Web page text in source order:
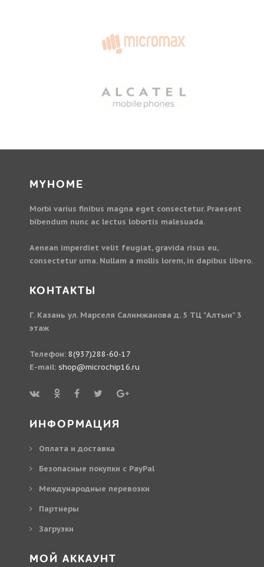
MYHOME
Morbi varius finibus magna eget consectetur. Praesent
bibendum nunc ac lectus lobortis malesuada.
Aenean imperdiet velit feugiat, gravida risus eu,
consectetur urna. Nullam a mollis lorem, in dapibus libero.
КОНТАКТЫ
Г. Казань ул. Марселя Салимжанова д. 5 ТЦ "Алтын" 3
этаж
Телефон: 8(937)288-60-17
E-mail: shop@microchip16.ru
ИНФОРМАЦИЯ
Оплата и доставка
Безопасные покупки с PayPal
Международные перевозки
Партнеры
Загрузки
МОЙ АККАУНТ